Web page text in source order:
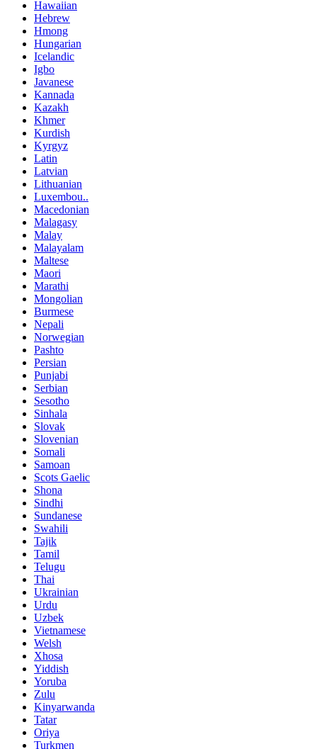
Hawaiian
Hebrew
Hmong
Hungarian
Icelandic
Igbo
Javanese
Kannada
Kazakh
Khmer
Kurdish
Kyrgyz
Latin
Latvian
Lithuanian
Luxembou..
Macedonian
Malagasy
Malay
Malayalam
Maltese
Maori
Marathi
Mongolian
Burmese
Nepali
Norwegian
Pashto
Persian
Punjabi
Serbian
Sesotho
Sinhala
Slovak
Slovenian
Somali
Samoan
Scots Gaelic
Shona
Sindhi
Sundanese
Swahili
Tajik
Tamil
Telugu
Thai
Ukrainian
Urdu
Uzbek
Vietnamese
Welsh
Xhosa
Yiddish
Yoruba
Zulu
Kinyarwanda
Tatar
Oriya
Turkmen